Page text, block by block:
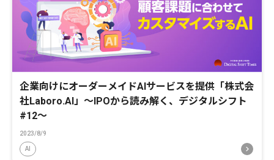
企業向けにオーダーメイドAIサービスを提供「株式会
社Laboro.AI」〜IPOから読み解く、デジタルシフト
#12〜
2023/8/9
AI